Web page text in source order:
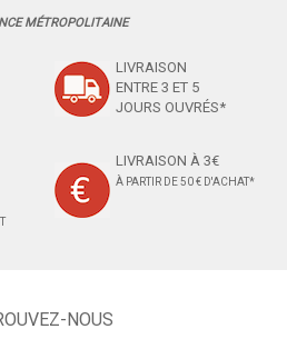
MÉTROPOLITAINE
LIVRAISON
ENTRE 3 ET 5
JOURS OUVRÉS*
LIVRAISON À 3€
À PARTIR DE 50 € D'ACHAT*
NOUS